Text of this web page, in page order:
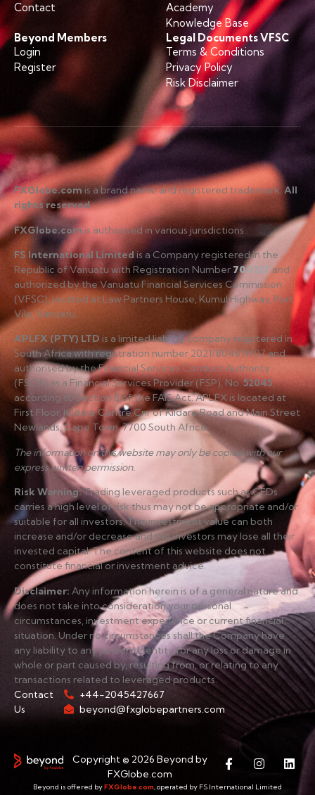
Contact
Academy
Knowledge Base
Beyond Members
Login
Register
Legal Documents VFSC
Terms & Conditions
Privacy Policy
Risk Disclaimer
FXGlobe.comis a brand name and registered trademark. All
rights reserved.
FXGlobe.com is authorised in various jurisdictions.
FS International Limitedis a Company registered in the
Republic of Vanuatu with Registration Number 700227and
authorized by the Vanuatu Financial Services Commission
(VFSC), located at Law Partners House, Kumul Highway, Port
Vila, Vanuatu.
APLFX (PTY) LTD is a limited liability company registered in
South Africa with registration number 2021/804619/07 and
authorised by the Financial Services Conduct Authority
(FSCA) as a Financial Services Provider (FSP), No.52045,
according to Section 8 of the FAIS Act. APLFX is located at
First Floor, Kildare Centre Cnr of Kildare Road and Main Street
Newlands, Cape Town, 7700 South Africa.
The information on this website may only be copied with our
express written permission.
Risk Warning:Trading leveraged products such as CFDs
carries a high level of risk thus may not be appropriate and/or
suitable for all investors. The investment value can both
increase and/or decrease and the investors may lose all their
invested capital. The content of this website does not
constitute financial or investment advice.
Disclaimer: Any information herein is of a general nature and
does not take into consideration your personal
circumstances, investment experience or current financial
situation. Under no circumstances shall the Company have
any liability to any person or entity for any loss or damage in
whole or part caused by, resulting from, or relating to any
transactions related to leveraged products.
Contact
Us
+44-2045427667
beyond@fxglobepartners.com
Copyright © 2026 Beyond by
FXGlobe.com
Beyond is offered byFXGlobe.com , operated by FS International Limited